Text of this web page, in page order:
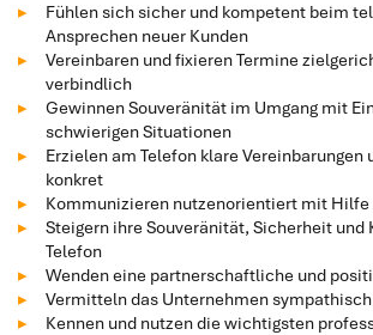
Fühlen sich sicher und kompetent beim
Ansprechen neuer Kunden
Vereinbaren und fixieren Termine
verbindlich
Gewinnen Souveränität im Umgang mit
schwierigen Situationen
Erzielen am Telefon klare Vereinbarungen
konkret
Kommunizieren nutzenorientiert mit Hilfe
Steigern ihre Souveränität, Sicherheit und
Telefon
Wenden eine partnerschaftliche und
Vermitteln das Unternehmen
Kennen und nutzen die wichtigsten